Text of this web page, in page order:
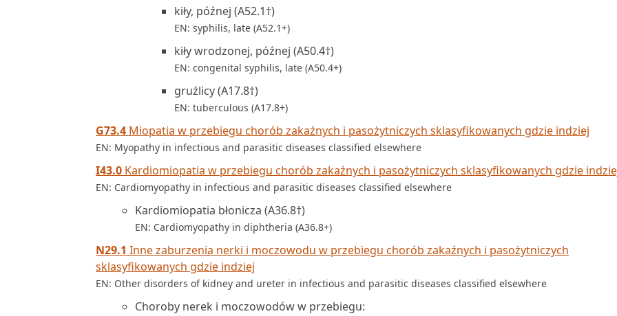
kiły, późnej (A52.1†)
EN: syphilis, late (A52.1+)
kiły wrodzonej, późnej (A50.4†)
EN: congenital syphilis, late (A50.4+)
gruźlicy (A17.8†)
EN: tuberculous (A17.8+)
G73.4 Miopatia w przebiegu chorób zakaźnych i pasożytniczych sklasyfikowanych gdzie indziej
EN: Myopathy in infectious and parasitic diseases classified elsewhere
I43.0 Kardiomiopatia w przebiegu chorób zakaźnych i pasożytniczych sklasyfikowanych gdzie
EN: Cardiomyopathy in infectious and parasitic diseases classified elsewhere
Kardiomiopatia błonicza (A36.8†)
EN: Cardiomyopathy in diphtheria (A36.8+)
N29.1 Inne zaburzenia nerki i moczowodu w przebiegu chorób zakaźnych i pasożytniczych
sklasyfikowanych gdzie indziej
EN: Other disorders of kidney and ureter in infectious and parasitic diseases classified elsewhere
Choroby nerek i moczowodów w przebiegu: